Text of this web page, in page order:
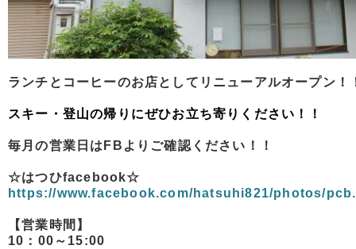
ランチとコーヒーのお店としてリニューアルオープン！
スキー・登山の帰りにぜひお立ち寄りください！！
毎月の営業日はFBよりご確認ください！！
☆はつひfacebook☆
https://www.facebook.com/hatsuhi821/photos/
【営業時間】
10：00～15:00